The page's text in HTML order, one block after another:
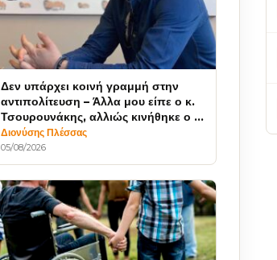
Δεν υπάρχει κοινή γραμμή στην
αντιπολίτευση – Άλλα μου είπε ο κ.
Τσουρουνάκης, αλλιώς κινήθηκε ο κ.
Γιακουμέλος
Διονύσης Πλέσσας
05/08/2026